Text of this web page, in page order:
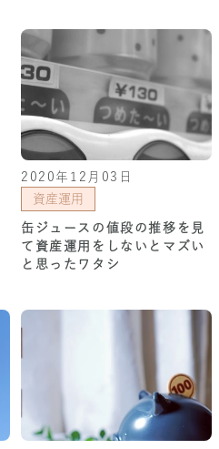
2020年12月03日
資産運用
缶ジュースの値段の推移を見
て資産運用をしないとマズい
と思ったワタシ